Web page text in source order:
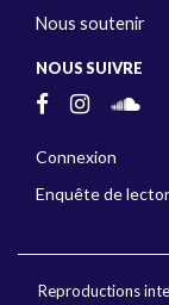
Nous soutenir
NOUS SUIVRE
Connexion
Enquête de
Reproductions